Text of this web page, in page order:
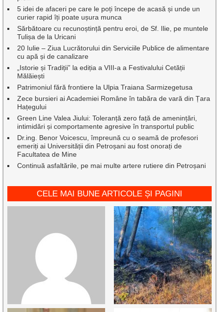
5 idei de afaceri pe care le poți începe de acasă și unde un
curier rapid îți poate ușura munca
Sărbătoare cu recunoștință pentru eroi, de Sf. Ilie, pe muntele
Tulișa de la Uricani
20 Iulie – Ziua Lucrătorului din Serviciile Publice de alimentare
cu apă și de canalizare
„Istorie și Tradiții” la ediția a VIII-a a Festivalului Cetății
Mălăiești
Patrimoniul fără frontiere la Ulpia Traiana Sarmizegetusa
Zece bursieri ai Academiei Române în tabăra de vară din Țara
Hațegului
Green Line Valea Jiului: Toleranță zero față de amenințări,
intimidări și comportamente agresive în transportul public
Dr.ing. Benor Voicescu, împreună cu o seamă de profesori
emeriți ai Universității din Petroșani au fost onorați de
Facultatea de Mine
Continuă asfaltările, pe mai multe artere rutiere din Petroșani
CELE MAI BUNE ARTICOLE ȘI PAGINI